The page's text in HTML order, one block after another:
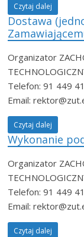
Czytaj dalej
Dostawa
Organizator
Telefon: 91 449
Email:
Czytaj dalej
Wykonanie
Organizator
Telefon: 91 449
Email:
Czytaj dalej